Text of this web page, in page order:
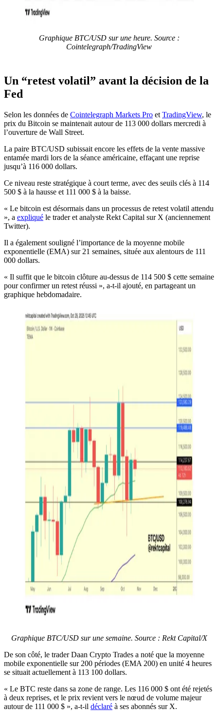
Graphique BTC/USD sur une heure. Source :
Cointelegraph/TradingView
Un “retest volatil” avant la décision de la
Fed
Selon les données de Cointelegraph Markets Pro et TradingView, le
prix du Bitcoin se maintenait autour de 113 000 dollars mercredi à
l’ouverture de Wall Street.
La paire BTC/USD subissait encore les effets de la vente massive
entamée mardi lors de la séance américaine, effaçant une reprise
jusqu’à 116 000 dollars.
Ce niveau reste stratégique à court terme, avec des seuils clés à 114
500 $ à la hausse et 111 000 $ à la baisse.
« Le bitcoin est désormais dans un processus de retest volatil attendu
», a expliqué le trader et analyste Rekt Capital sur X (anciennement
Twitter).
Il a également souligné l’importance de la moyenne mobile
exponentielle (EMA) sur 21 semaines, située aux alentours de 111
000 dollars.
« Il suffit que le bitcoin clôture au-dessus de 114 500 $ cette semaine
pour confirmer un retest réussi », a-t-il ajouté, en partageant un
graphique hebdomadaire.
Graphique BTC/USD sur une semaine. Source : Rekt Capital/X
De son côté, le trader Daan Crypto Trades a noté que la moyenne
mobile exponentielle sur 200 périodes (EMA 200) en unité 4 heures
se situait actuellement à 113 100 dollars.
« Le BTC reste dans sa zone de range. Les 116 000 $ ont été rejetés
à deux reprises, et le prix revient vers le nœud de volume majeur
autour de 111 000 $ », a-t-il déclaré à ses abonnés sur X.